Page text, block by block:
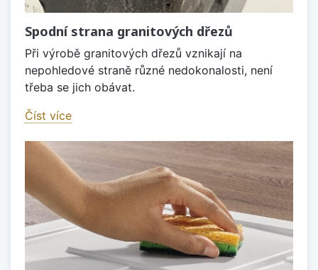
Spodní strana granitových dřezů
Při výrobě granitových dřezů vznikají na
nepohledové straně různé nedokonalosti, není
třeba se jich obávat.
Číst více